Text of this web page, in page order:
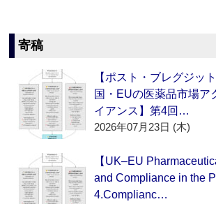
寄稿
【ポスト・ブレグジッ
国・EUの医薬品市場ア
イアンス】第4回…
2026年07月23日 (木)
【UK–EU
and Compliance in the
4.Complianc…